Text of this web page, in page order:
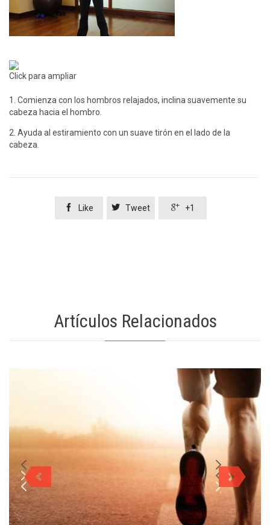
Click para ampliar
1. Comienza con los hombros relajados, inclina suavemente su
cabeza hacia el hombro.
2. Ayuda al estiramiento con un suave tirón en el lado de la
cabeza.
 Like  Tweet  +1
Artículos Relacionados